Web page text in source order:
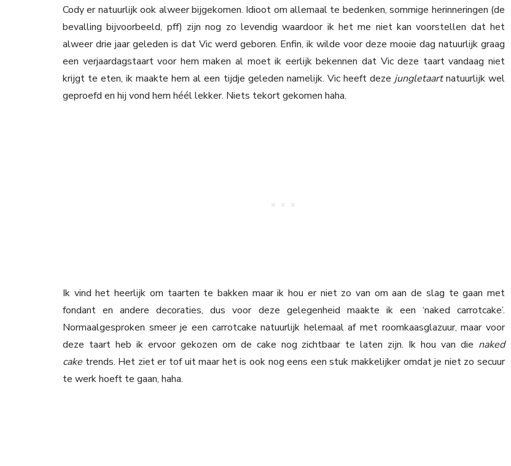
Cody er natuurlijk ook alweer bijgekomen. Idioot om allemaal te bedenken, sommige herinneringen (de
bevalling bijvoorbeeld, pff) zijn nog zo levendig waardoor ik het me niet kan voorstellen dat het
alweer drie jaar geleden is dat Vic werd geboren. Enfin, ik wilde voor deze mooie dag natuurlijk graag
een verjaardagstaart voor hem maken al moet ik eerlijk bekennen dat Vic deze taart vandaag niet
krijgt te eten, ik maakte hem al een tijdje geleden namelijk. Vic heeft deze jungletaartnatuurlijk wel
geproefd en hij vond hem héél lekker. Niets tekort gekomen haha.
Ik vind het heerlijk om taarten te bakken maar ik hou er niet zo van om aan de slag te gaan met
fondant en andere decoraties, dus voor deze gelegenheid maakte ik een ‘naked carrotcake’.
Normaalgesproken smeer je een carrotcake natuurlijk helemaal af met roomkaasglazuur, maar voor
deze taart heb ik ervoor gekozen om de cake nog zichtbaar te laten zijn. Ik hou van die naked
cake trends. Het ziet er tof uit maar het is ook nog eens een stuk makkelijker omdat je niet zo secuur
te werk hoeft te gaan, haha.